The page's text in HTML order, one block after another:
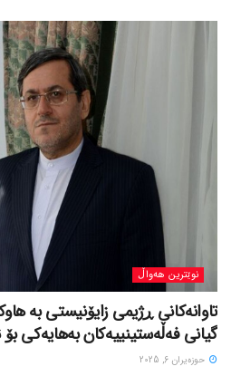
نوێترین هەواڵ
تاوانەکانی ڕژیمی زایۆنیستی بە
گیانی فەڵەستینییەکان بەهایەکی بۆ
حوزه‌یران 6, 2025